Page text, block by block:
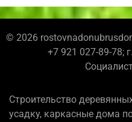
© 2026
+7 921 027-89-78;
Строительство
усадку, каркасные дома